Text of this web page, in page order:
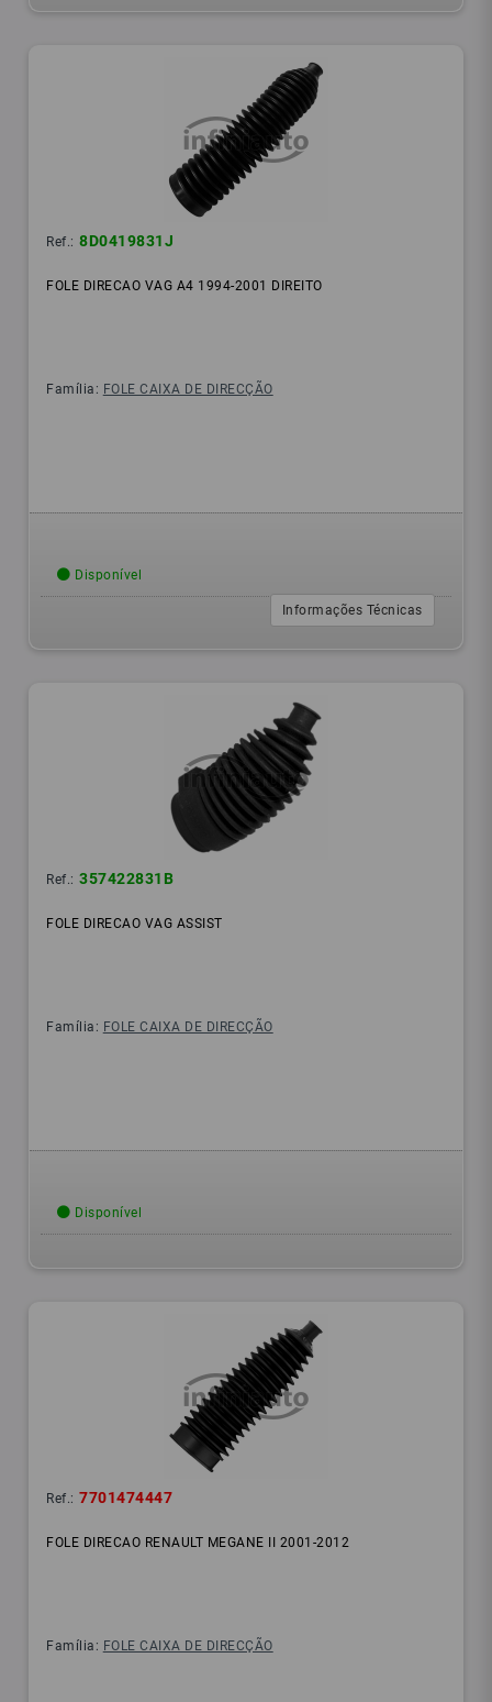
Ref.: 8D0419831J
FOLE DIRECAO VAG A4 1994-2001 DIREITO
Família: FOLE CAIXA DE DIRECÇÃO
Disponível
Informações Técnicas
Ref.: 357422831B
FOLE DIRECAO VAG ASSIST
Família: FOLE CAIXA DE DIRECÇÃO
Disponível
Ref.: 7701474447
FOLE DIRECAO RENAULT MEGANE II 2001-2012
Família: FOLE CAIXA DE DIRECÇÃO